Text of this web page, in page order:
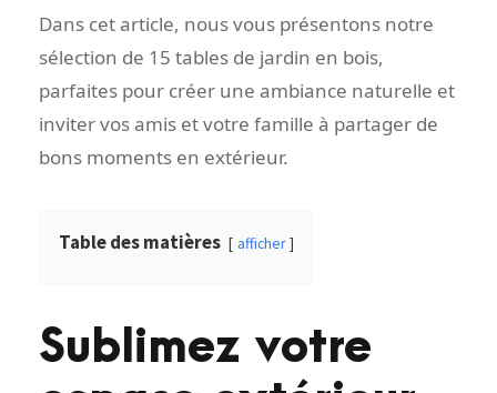
Dans cet article, nous vous présentons notre
sélection de 15 tables de jardin en bois,
parfaites pour créer une ambiance naturelle et
inviter vos amis et votre famille à partager de
bons moments en extérieur.
Table des matières afficher
Sublimez votre